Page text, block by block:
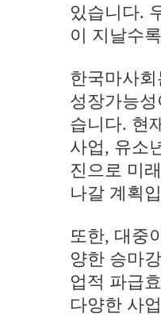
있습니다.
이 지날수
한국마사
성장가능
습니다. 현
사업, 유소
진으로 미
나갈 계획
또한, 대중
양한 승마
업적 파급
다양한 사